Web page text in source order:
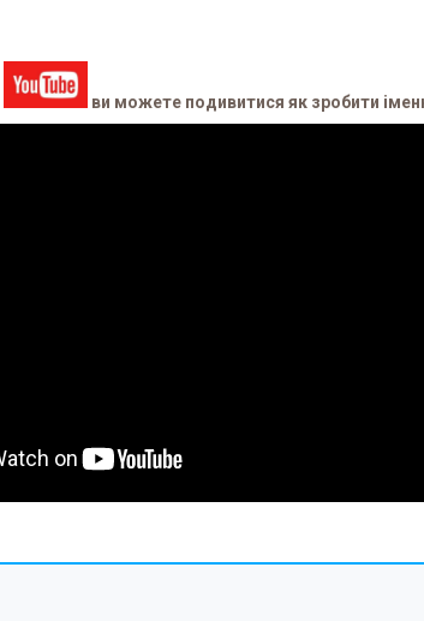
ви можете подивитися як зробити